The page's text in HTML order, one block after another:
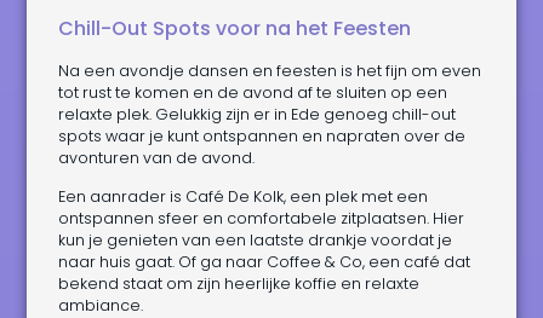
Chill-Out Spots voor na het Feesten
Na een avondje dansen en feesten is het fijn om even
tot rust te komen en de avond af te sluiten op een
relaxte plek. Gelukkig zijn er in Ede genoeg chill-out
spots waar je kunt ontspannen en napraten over de
avonturen van de avond.
Een aanrader is Café De Kolk, een plek met een
ontspannen sfeer en comfortabele zitplaatsen. Hier
kun je genieten van een laatste drankje voordat je
naar huis gaat. Of ga naar Coffee & Co, een café dat
bekend staat om zijn heerlijke koffie en relaxte
ambiance.